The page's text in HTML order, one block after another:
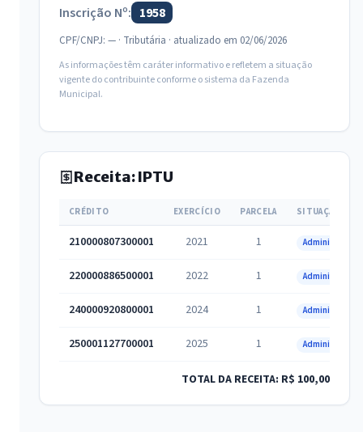
Inscrição Nº: 1958
CPF/CNPJ: — · Tributária · atualizado em 02/06/2026
As informações têm caráter informativo e refletem a situação
vigente do contribuinte conforme o sistema da Fazenda
Municipal.
Receita: IPTU
CRÉDITO EXERCÍCIO PARCELA SITUAÇÃO
210000807300001 2021 1 Administrativa
220000886500001 2022 1 Administrativa
240000920800001 2024 1 Administrativa
250001127700001 2025 1 Administrativa
TOTAL DA RECEITA: R$ 100,00